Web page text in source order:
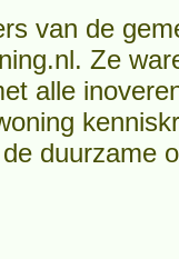
van de
Ze
alle
duurzame